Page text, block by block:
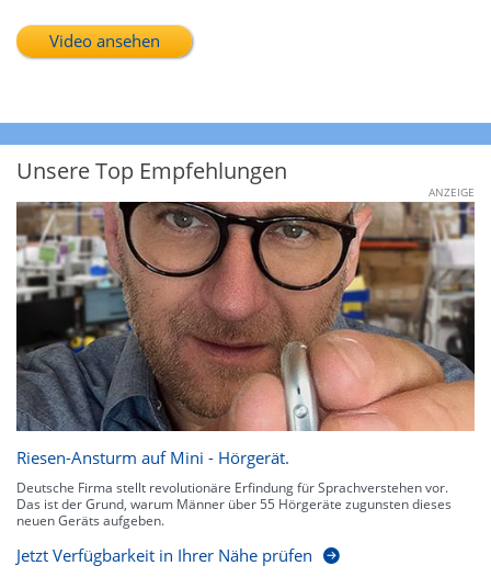
Video ansehen
Unsere Top Empfehlungen
ANZEIGE
Riesen-Ansturm auf Mini - Hörgerät.
Deutsche Firma stellt revolutionäre Erfindung für Sprachverstehen vor.
Das ist der Grund, warum Männer über 55 Hörgeräte zugunsten dieses
neuen Geräts aufgeben.
Jetzt Verfügbarkeit in Ihrer Nähe prüfen